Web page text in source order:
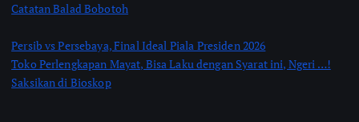
Catatan Balad Bobotoh
Persib vs Persebaya, Final Ideal Piala Presiden 2026
Toko Perlengkapan Mayat, Bisa Laku dengan Syarat ini, Ngeri …!
Saksikan di Bioskop